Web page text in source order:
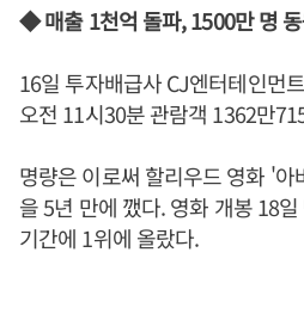
◆ 매출 1천억 돌파, 1500만 명
16일 투자배급사 CJ엔터테인먼
오전 11시30분 관람객 1362만
명량은 이로써 할리우드 영화 '
을 5년 만에 깼다. 영화 개봉 18
기간에 1위에 올랐다.